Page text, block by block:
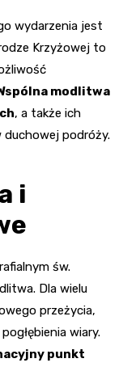
wydarzenia jest
Krzyżowej to
modlitwa
, a także ich
podróży.
i
św.
Dla wielu
przeżycia,
wiary.
punkt